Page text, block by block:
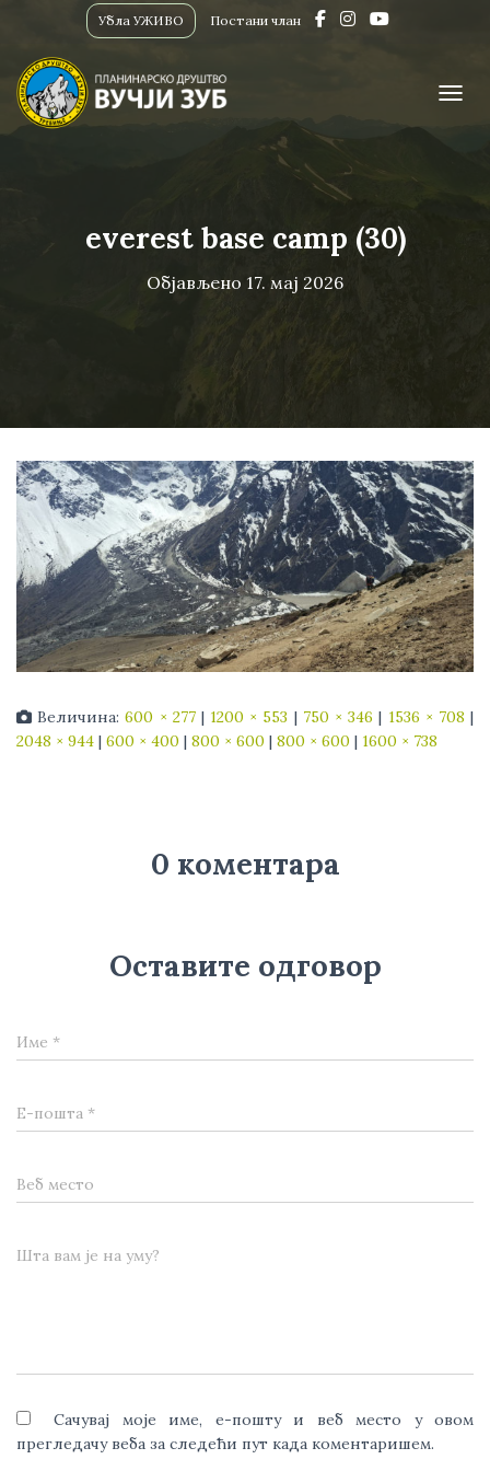
Убла УЖИВО Постани члан
everest base camp (30)
Објављено 17. мај 2026
Величина:600 × 277 | 1200 × 553 | 750 × 346 | 1536 × 708 |
2048 × 944 | 600 × 400 | 800 × 600 | 800 × 600 | 1600 × 738
0 коментара
Оставите одговор
Име *
Е-пошта *
Веб место
Шта вам је на уму?
Сачувај моје име, е-пошту и веб место у овом
прегледачу веба за следећи пут када коментаришем.